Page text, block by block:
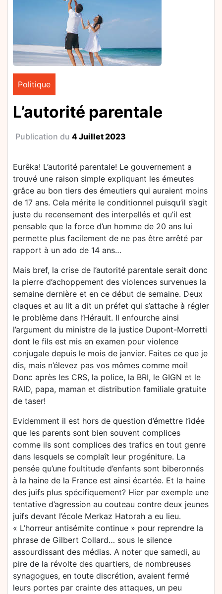
Politique
L’autorité parentale
Publication du 4 Juillet 2023
Eurêka! L’autorité parentale! Le gouvernement a
trouvé une raison simple expliquant les émeutes
grâce au bon tiers des émeutiers qui auraient moins
de 17 ans. Cela mérite le conditionnel puisqu’il s’agit
juste du recensement des interpellés et qu’il est
pensable que la force d’un homme de 20 ans lui
permette plus facilement de ne pas être arrêté par
rapport à un ado de 14 ans…
Mais bref, la crise de l’autorité parentale serait donc
la pierre d’achoppement des violences survenues la
semaine dernière et en ce début de semaine. Deux
claques et au lit a dit un préfet qui s’attache à régler
le problème dans l’Hérault. Il enfourche ainsi
l’argument du ministre de la justice Dupont-Morretti
dont le fils est mis en examen pour violence
conjugale depuis le mois de janvier. Faites ce que je
dis, mais n’élevez pas vos mômes comme moi!
Donc après les CRS, la police, la BRI, le GIGN et le
RAID, papa, maman et distribution familiale gratuite
de taser!
Evidemment il est hors de question d’émettre l’idée
que les parents sont bien souvent complices
comme ils sont complices des trafics en tout genre
dans lesquels se complaît leur progéniture. La
pensée qu’une foultitude d’enfants sont biberonnés
à la haine de la France est ainsi écartée. Et la haine
des juifs plus spécifiquement? Hier par exemple une
tentative d’agression au couteau contre deux jeunes
juifs devant l’école Merkaz Hatorah a eu lieu.
« L’horreur antisémite continue » pour reprendre la
phrase de Gilbert Collard… sous le silence
assourdissant des médias. A noter que samedi, au
pire de la révolte des quartiers, de nombreuses
synagogues, en toute discrétion, avaient fermé
leurs portes par crainte des attaques, un peu